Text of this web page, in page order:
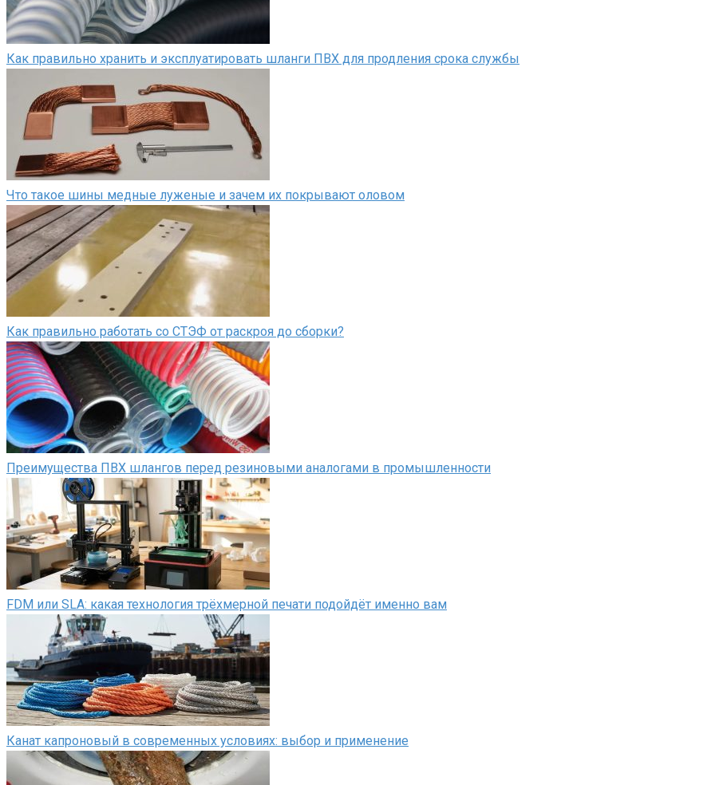
Как правильно хранить и эксплуатировать шланги ПВХ для продления срока службы
Что такое шины медные луженые и зачем их покрывают оловом
Как правильно работать со СТЭФ от раскроя до сборки?
Преимущества ПВХ шлангов перед резиновыми аналогами в промышленности
FDM или SLA: какая технология трёхмерной печати подойдёт именно вам
Канат капроновый в современных условиях: выбор и применение